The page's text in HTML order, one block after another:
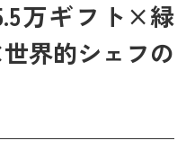
万ギフト×緑
界的シェフの